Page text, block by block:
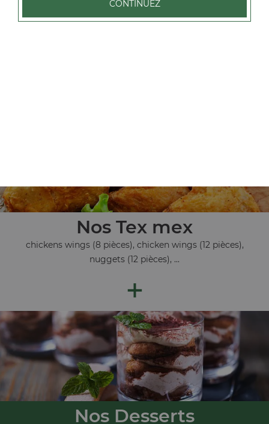
Nos Tex mex
chickens wings (8 pièces), chicken wings (12 pièces),
nuggets (12 pièces), ...
+
Nos Desserts
CONTINUEZ